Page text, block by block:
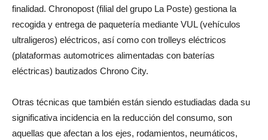
finalidad. Chronopost (filial del grupo La Poste) gestiona la
recogida y entrega de paquetería mediante VUL (vehículos
ultraligeros) eléctricos, así como con trolleys eléctricos
(plataformas automotrices alimentadas con baterías
eléctricas) bautizados Chrono City.
Otras técnicas que también están siendo estudiadas dada su
significativa incidencia en la reducción del consumo, son
aquellas que afectan a los ejes, rodamientos, neumáticos,